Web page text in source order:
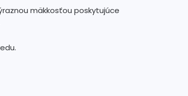
mäkkosťou poskytujúce